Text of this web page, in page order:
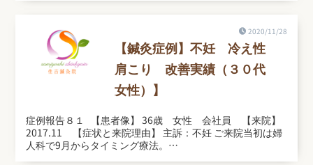
2020/11/28
【鍼灸症例】不妊 冷え性
肩こり 改善実績（３０代
女性）】
症例報告８１ 【患者像】 36歳 女性 会社員 【来院】
2017.11 【症状と来院理由】 主訴：不妊 ご来院当初は婦
人科で9月からタイミング療法。…